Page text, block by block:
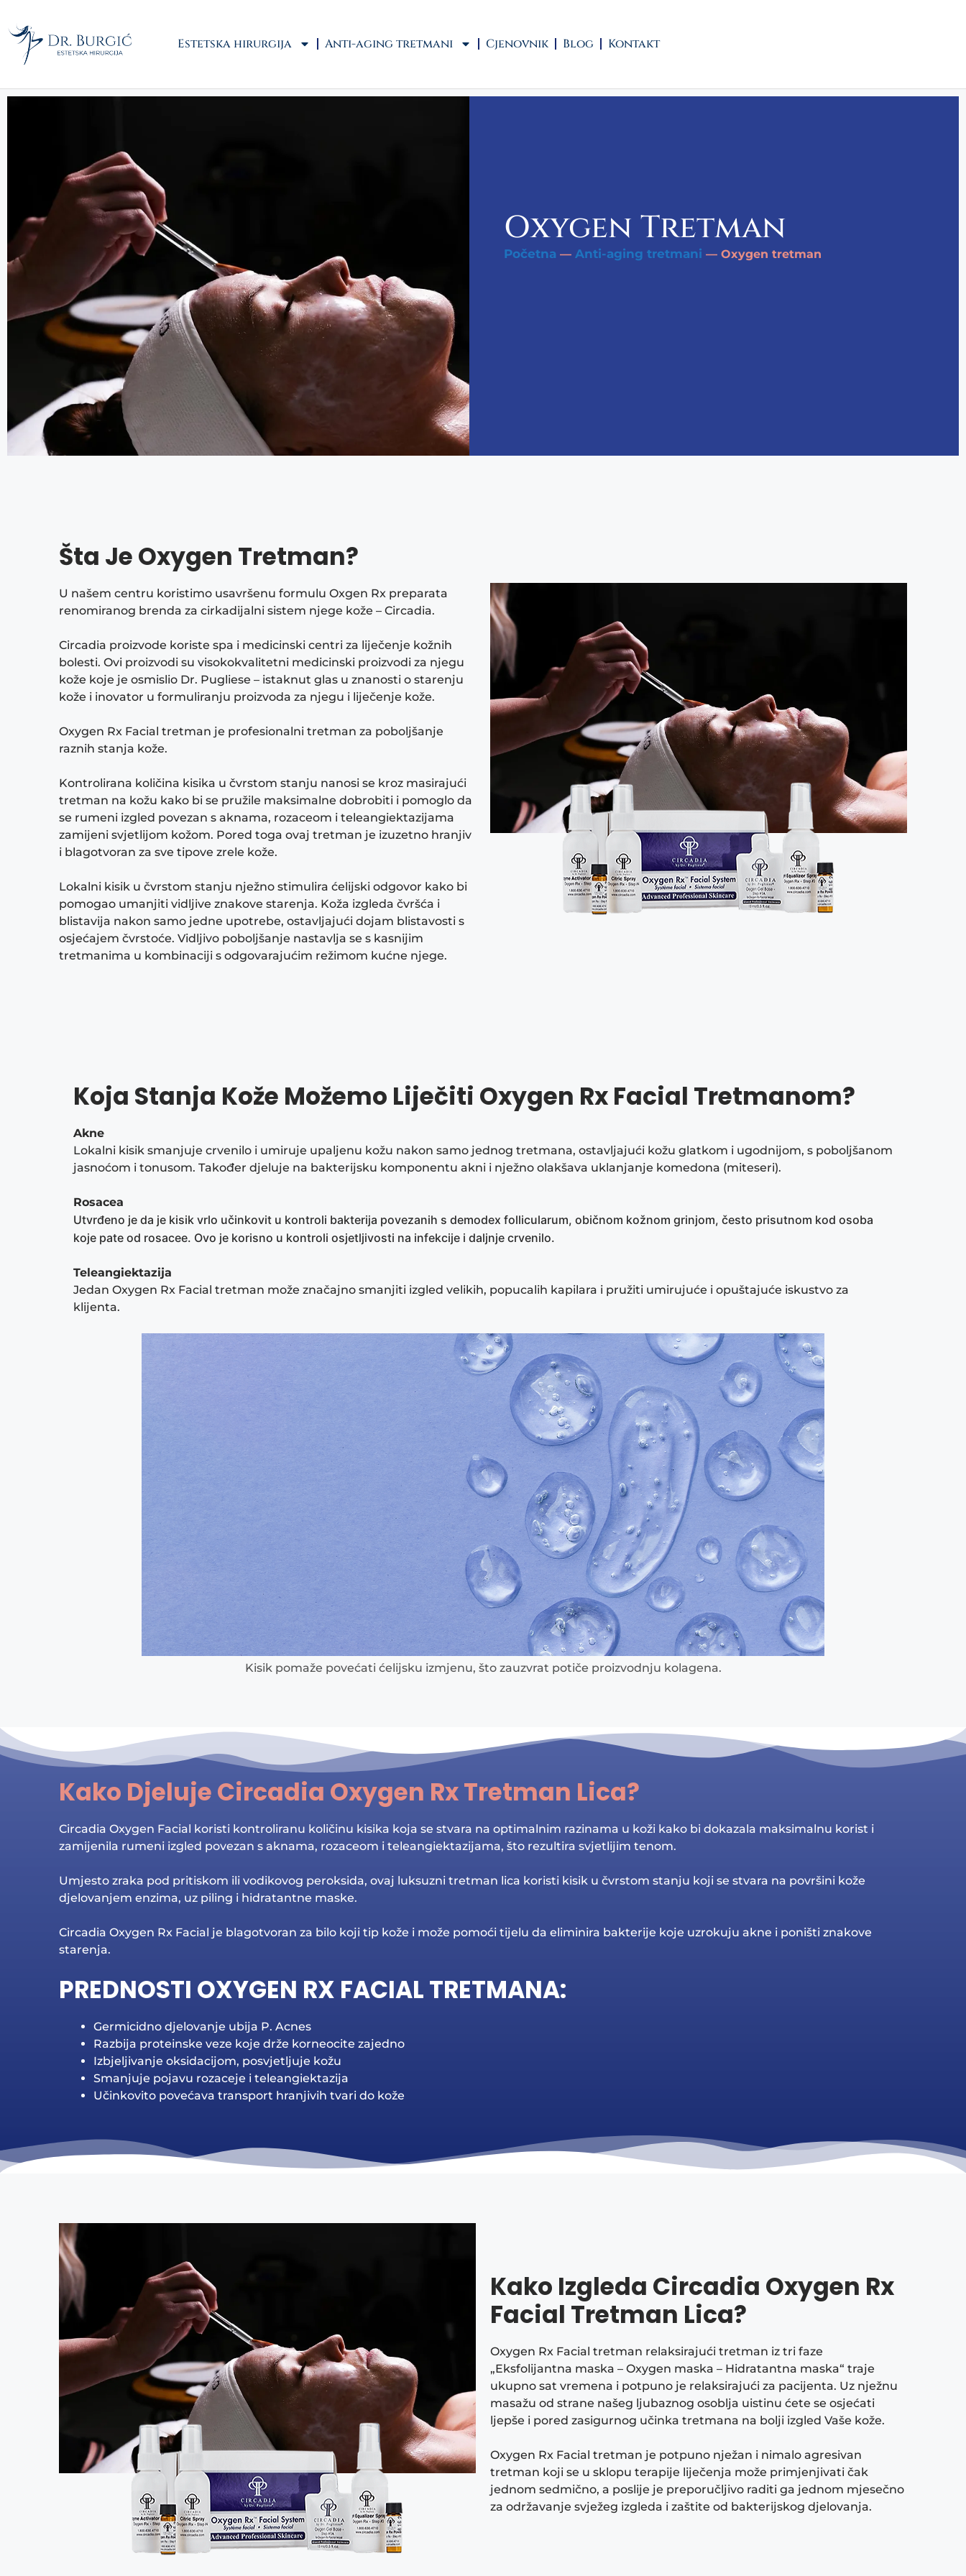
Estetska hirurgija Anti-aging tretmani Cjenovnik Blog Kontakt
Oxygen Tretman
Početna — Anti-aging tretmani — Oxygen tretman
Šta Je Oxygen Tretman?
U našem centru koristimo usavršenu formulu Oxgen Rx preparata
renomiranog brenda za cirkadijalni sistem njege kože – Circadia.
Circadia proizvode koriste spa i medicinski centri za liječenje kožnih
bolesti. Ovi proizvodi su visokokvalitetni medicinski proizvodi za njegu
kože koje je osmislio Dr. Pugliese – istaknut glas u znanosti o starenju
kože i inovator u formuliranju proizvoda za njegu i liječenje kože.
Oxygen Rx Facial tretman je profesionalni tretman za poboljšanje
raznih stanja kože.
Kontrolirana količina kisika u čvrstom stanju nanosi se kroz masirajući
tretman na kožu kako bi se pružile maksimalne dobrobiti i pomoglo da
se rumeni izgled povezan s aknama, rozaceom i teleangiektazijama
zamijeni svjetlijom kožom. Pored toga ovaj tretman je izuzetno hranjiv
i blagotvoran za sve tipove zrele kože.​
Lokalni kisik u čvrstom stanju nježno stimulira ćelijski odgovor kako bi
pomogao umanjiti vidljive znakove starenja. Koža izgleda čvršća i
blistavija nakon samo jedne upotrebe, ostavljajući dojam blistavosti s
osjećajem čvrstoće. Vidljivo poboljšanje nastavlja se s kasnijim
tretmanima u kombinaciji s odgovarajućim režimom kućne njege.
Koja Stanja Kože Možemo Liječiti Oxygen Rx Facial Tretmanom?
Akne
Lokalni kisik smanjuje crvenilo i umiruje upaljenu kožu nakon samo jednog tretmana, ostavljajući kožu glatkom i ugodnijom, s poboljšanom
jasnoćom i tonusom. Također djeluje na bakterijsku komponentu akni i nježno olakšava uklanjanje komedona (miteseri).
Rosacea
Utvrđeno je da je kisik vrlo učinkovit u kontroli bakterija povezanih s demodex follicularum, običnom kožnom grinjom, često prisutnom kod osoba
koje pate od rosacee. Ovo je korisno u kontroli osjetljivosti na infekcije i daljnje crvenilo.
Teleangiektazija
Jedan Oxygen Rx Facial tretman može značajno smanjiti izgled velikih, popucalih kapilara i pružiti umirujuće i opuštajuće iskustvo za
klijenta.
Kisik pomaže povećati ćelijsku izmjenu, što zauzvrat potiče proizvodnju kolagena.
Kako Djeluje Circadia Oxygen Rx Tretman Lica?
Circadia Oxygen Facial koristi kontroliranu količinu kisika koja se stvara na optimalnim razinama u koži kako bi dokazala maksimalnu korist i
zamijenila rumeni izgled povezan s aknama, rozaceom i teleangiektazijama, što rezultira svjetlijim tenom.
Umjesto zraka pod pritiskom ili vodikovog peroksida, ovaj luksuzni tretman lica koristi kisik u čvrstom stanju koji se stvara na površini kože
djelovanjem enzima, uz piling i hidratantne maske.
Circadia Oxygen Rx Facial je blagotvoran za bilo koji tip kože i može pomoći tijelu da eliminira bakterije koje uzrokuju akne i poništi znakove
starenja.
PREDNOSTI OXYGEN RX FACIAL TRETMANA:
Germicidno djelovanje ubija P. Acnes
Razbija proteinske veze koje drže korneocite zajedno
Izbjeljivanje oksidacijom, posvjetljuje kožu
Smanjuje pojavu rozaceje i teleangiektazija
Učinkovito povećava transport hranjivih tvari do kože
Kako Izgleda Circadia Oxygen Rx
Facial Tretman Lica?
Oxygen Rx Facial tretman relaksirajući tretman iz tri faze
„Eksfolijantna maska – Oxygen maska – Hidratantna maska“ traje
ukupno sat vremena i potpuno je relaksirajući za pacijenta. Uz nježnu
masažu od strane našeg ljubaznog osoblja uistinu ćete se osjećati
ljepše i pored zasigurnog učinka tretmana na bolji izgled Vaše kože.
​Oxygen Rx Facial tretman je potpuno nježan i nimalo agresivan
tretman koji se u sklopu terapije liječenja može primjenjivati čak
jednom sedmično, a poslije je preporučljivo raditi ga jednom mjesečno
za održavanje svježeg izgleda i zaštite od bakterijskog djelovanja.